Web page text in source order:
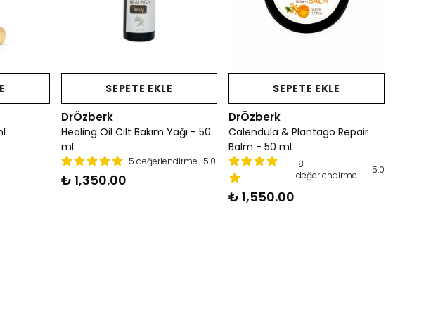
SEPETE EKLE
DrÖzberk
Healing Oil Cilt Bakım Yağı - 50
ml
5 değerlendirme 5.0
₺ 1,350.00
SEPETE EKLE
DrÖzberk
Calendula & Plantago Repair
Balm - 50 mL
18
değerlendirme
5.0
₺ 1,550.00